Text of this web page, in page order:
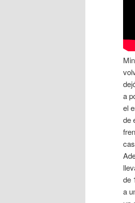
a
el
de
de
a